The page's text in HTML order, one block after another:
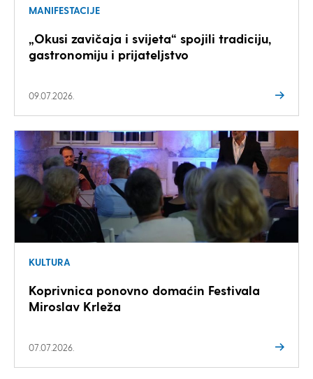
MANIFESTACIJE
„Okusi zavičaja i svijeta“ spojili tradiciju,
gastronomiju i prijateljstvo
09.07.2026.
KULTURA
Koprivnica ponovno domaćin Festivala
Miroslav Krleža
07.07.2026.